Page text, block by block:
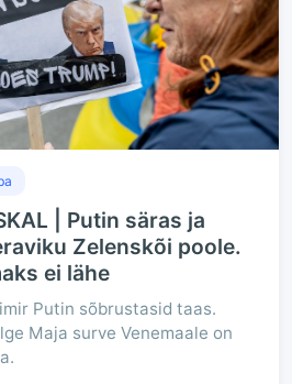
| Putin säras ja
Zelenskõi poole.
ei lähe
Putin sõbrustasid taas.
Maja surve Venemaale on